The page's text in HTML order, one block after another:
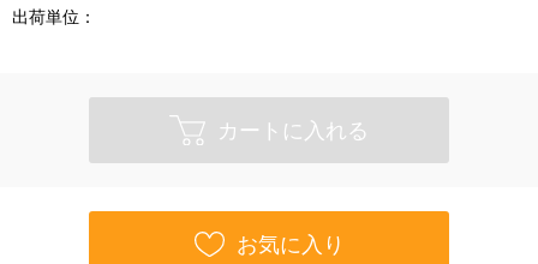
出荷単位：
カートに入れる
お気に入り